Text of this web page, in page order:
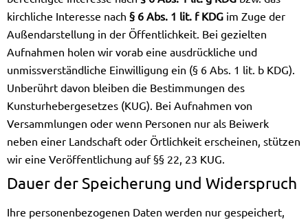
kirchliche Interesse nach § 6 Abs. 1 lit. f KDG im Zuge der
Außendarstellung in der Öffentlichkeit. Bei gezielten
Aufnahmen holen wir vorab eine ausdrückliche und
unmissverständliche Einwilligung ein (§ 6 Abs. 1 lit. b KDG).
Unberührt davon bleiben die Bestimmungen des
Kunsturhebergesetzes (KUG). Bei Aufnahmen von
Versammlungen oder wenn Personen nur als Beiwerk
neben einer Landschaft oder Örtlichkeit erscheinen, stützen
wir eine Veröffentlichung auf §§ 22, 23 KUG.
Dauer der Speicherung und Widerspruch
Ihre personenbezogenen Daten werden nur gespeichert,